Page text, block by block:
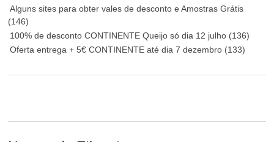
Alguns sites para obter vales de desconto e Amostras Grátis
(146)
100% de desconto CONTINENTE Queijo só dia 12 julho (136)
Oferta entrega + 5€ CONTINENTE até dia 7 dezembro (133)